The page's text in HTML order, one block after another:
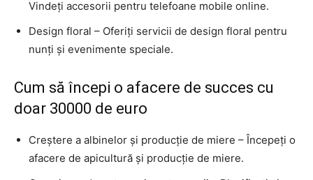
Vindeți accesorii pentru telefoane mobile online.
Design floral – Oferiți servicii de design floral pentru
nunți și evenimente speciale.
Cum să începi o afacere de succes cu
doar 30000 de euro
Creștere a albinelor și producție de miere – Începeți o
afacere de apicultură și producție de miere.